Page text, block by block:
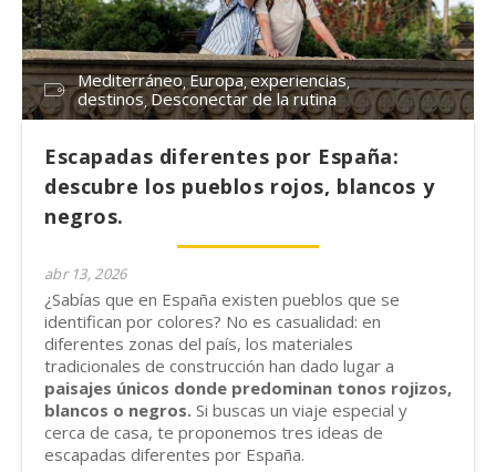
Mediterráneo Europa experiencias
destinos Desconectar de la rutina
Escapadas diferentes por España:
descubre los pueblos rojos, blancos y
negros.
abr 13, 2026
¿Sabías que en España existen pueblos que se
identifican por colores? No es casualidad: en
diferentes zonas del país, los materiales
tradicionales de construcción han dado lugar a
paisajes únicos donde predominan tonos rojizos,
blancos o negros. Si buscas un viaje especial y
cerca de casa, te proponemos tres ideas de
escapadas diferentes por España.